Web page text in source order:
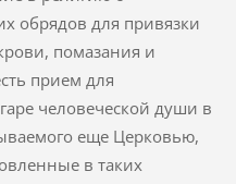
обрядов для привязки
помазания и
прием для
человеческой души в
еще Церковью,
в таких